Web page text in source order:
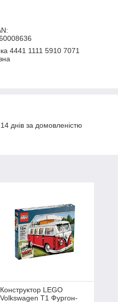
4441 1111 5910 7071
днів за домовленістю
Конструктор LEGO
Volkswagen T1 Фургон-